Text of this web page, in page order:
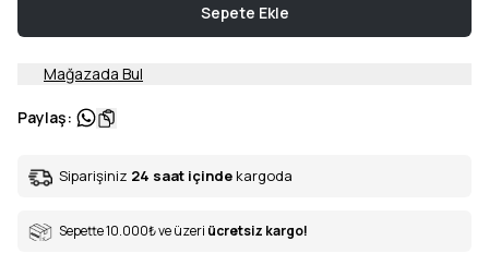
Sepete Ekle
Mağazada Bul
Paylaş:
Siparişiniz 24 saat içinde kargoda
Sepette 10.000₺ve üzeri ücretsiz kargo!